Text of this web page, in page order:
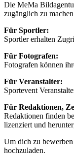
Die MeMa
zugänglich zu
Für Sportler:
Sportler erhalten
Für Fotografen:
Fotografen können
Für Veranstalter:
Sportevent
Für Redaktionen,
Redaktionen finden
lizenziert und
Um dich zu
hochzuladen.